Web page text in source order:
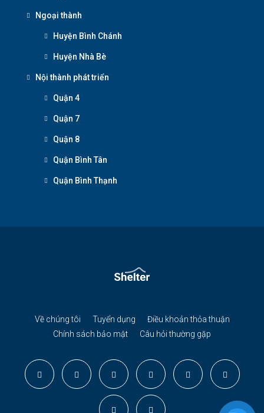
Ngoại thành
Huyện Bình Chánh
Huyện Nhà Bè
Nội thành phát triển
Quận 4
Quận 7
Quận 8
Quận Bình Tân
Quận Bình Thạnh
Về chúng tôi Tuyển dụng
Điều khoản thỏa thuận
Chính sách bảo mật
Câu hỏi thường gặp